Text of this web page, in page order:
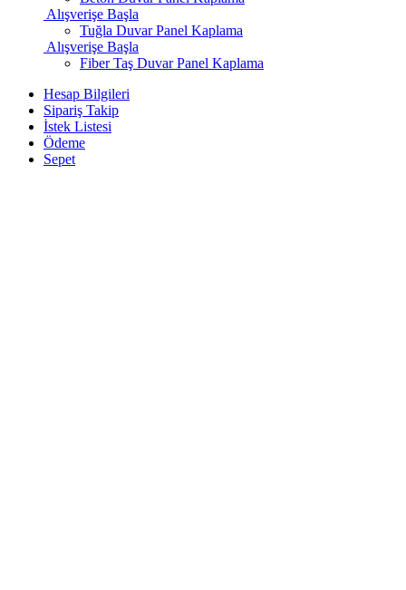
Alışverişe Başla
Tuğla Duvar Panel Kaplama
Alışverişe Başla
Fiber Taş Duvar Panel Kaplama
Hesap Bilgileri
Sipariş Takip
İstek Listesi
Ödeme
Sepet